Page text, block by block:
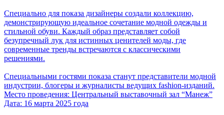
Специально для показа дизайнеры создали коллекцию,
демонстрирующую идеальное сочетание модной одежды и
стильной обуви. Каждый образ представляет собой
безупречный лук для истинных ценителей моды, где
современные тренды встречаются с классическими
решениями.
Специальными гостями показа станут представители модной
индустрии, блогеры и журналисты ведущих fashion-изданий.
Место проведения: Центральный выставочный зал “Манеж”
Дата: 16 марта 2025 года